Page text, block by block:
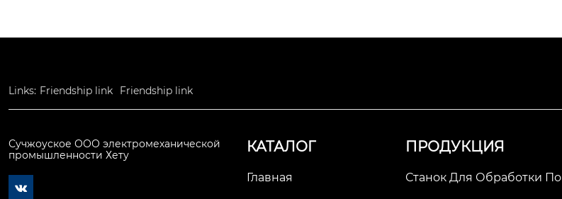
Links: Friendship link Friendship link
Сучжоуское ООО электромеханической
промышленности Хету

КАТАЛОГ
Главная
ПРОДУКЦИЯ
Станок Для Обработки